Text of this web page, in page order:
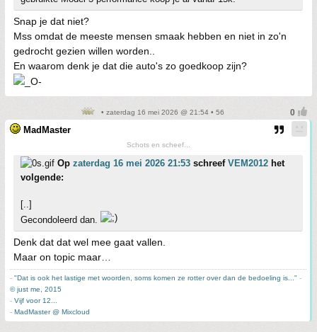
Snap je dat niet?
Mss omdat de meeste mensen smaak hebben en niet in zo'n
gedrocht gezien willen worden..
En waarom denk je dat die auto's zo goedkoop zijn?
• zaterdag 16 mei 2026 @ 21:54 • 56
MadMaster
Schots en scheef...
Op zaterdag 16 mei 2026 21:53 schreef VEM2012 het
volgende:
[..]
Gecondoleerd dan.
Denk dat dat wel mee gaat vallen.
Maar on topic maar…
- "Dat is ook het lastige met woorden, soms komen ze rotter over dan de bedoeling is..." -
© just me, 2015
- Vijf voor 12...
- MadMaster @ Mixcloud